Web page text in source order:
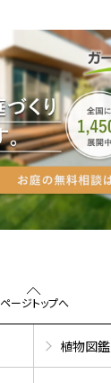
ページトップへ
植物図鑑